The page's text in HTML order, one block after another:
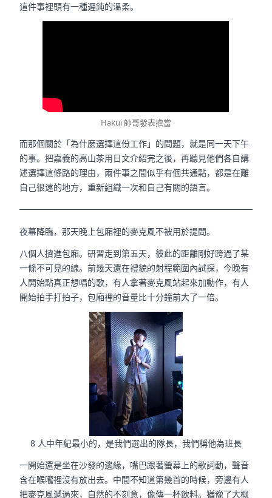
這件事裡頭有一種遲鈍的溫柔。
Hakui 帥哥發表擔當
而那個關於「為什麼選擇這份工作」的問題，就是同一天下午
的事。把嘉義的高山茶用日文介紹完之後，再聽見他們各自講
述選擇這條路的理由，兩件事之間似乎有個共通點，都是在離
自己很遠的地方，重新組織一次和自己有關的語言。
夜幕降臨，那天晚上包廂裡的麥克風不被用於提問。
八個人擠進包廂。研習走到第五天，彼此的距離剛好跨過了某
一條不可見的線。前幾天還在禮貌的射程範圍內試探，今晚有
人開始點真正想唱的歌，有人拿著麥克風站起來加動作，有人
開始拍手打拍子，包廂裡的音量比十分鐘前大了一倍。
8 人中年紀最小的，是我們選出的隊長，我們稱他為班長
一開始還是坐在沙發的邊緣，嘴巴跟著螢幕上的歌詞動，聲音
含在喉嚨裡沒有放出去。中間不知道第幾首的時候，旁邊有人
把麥克風遞過來，自然的不刻意，像傳一杯飲料。猶豫了大概